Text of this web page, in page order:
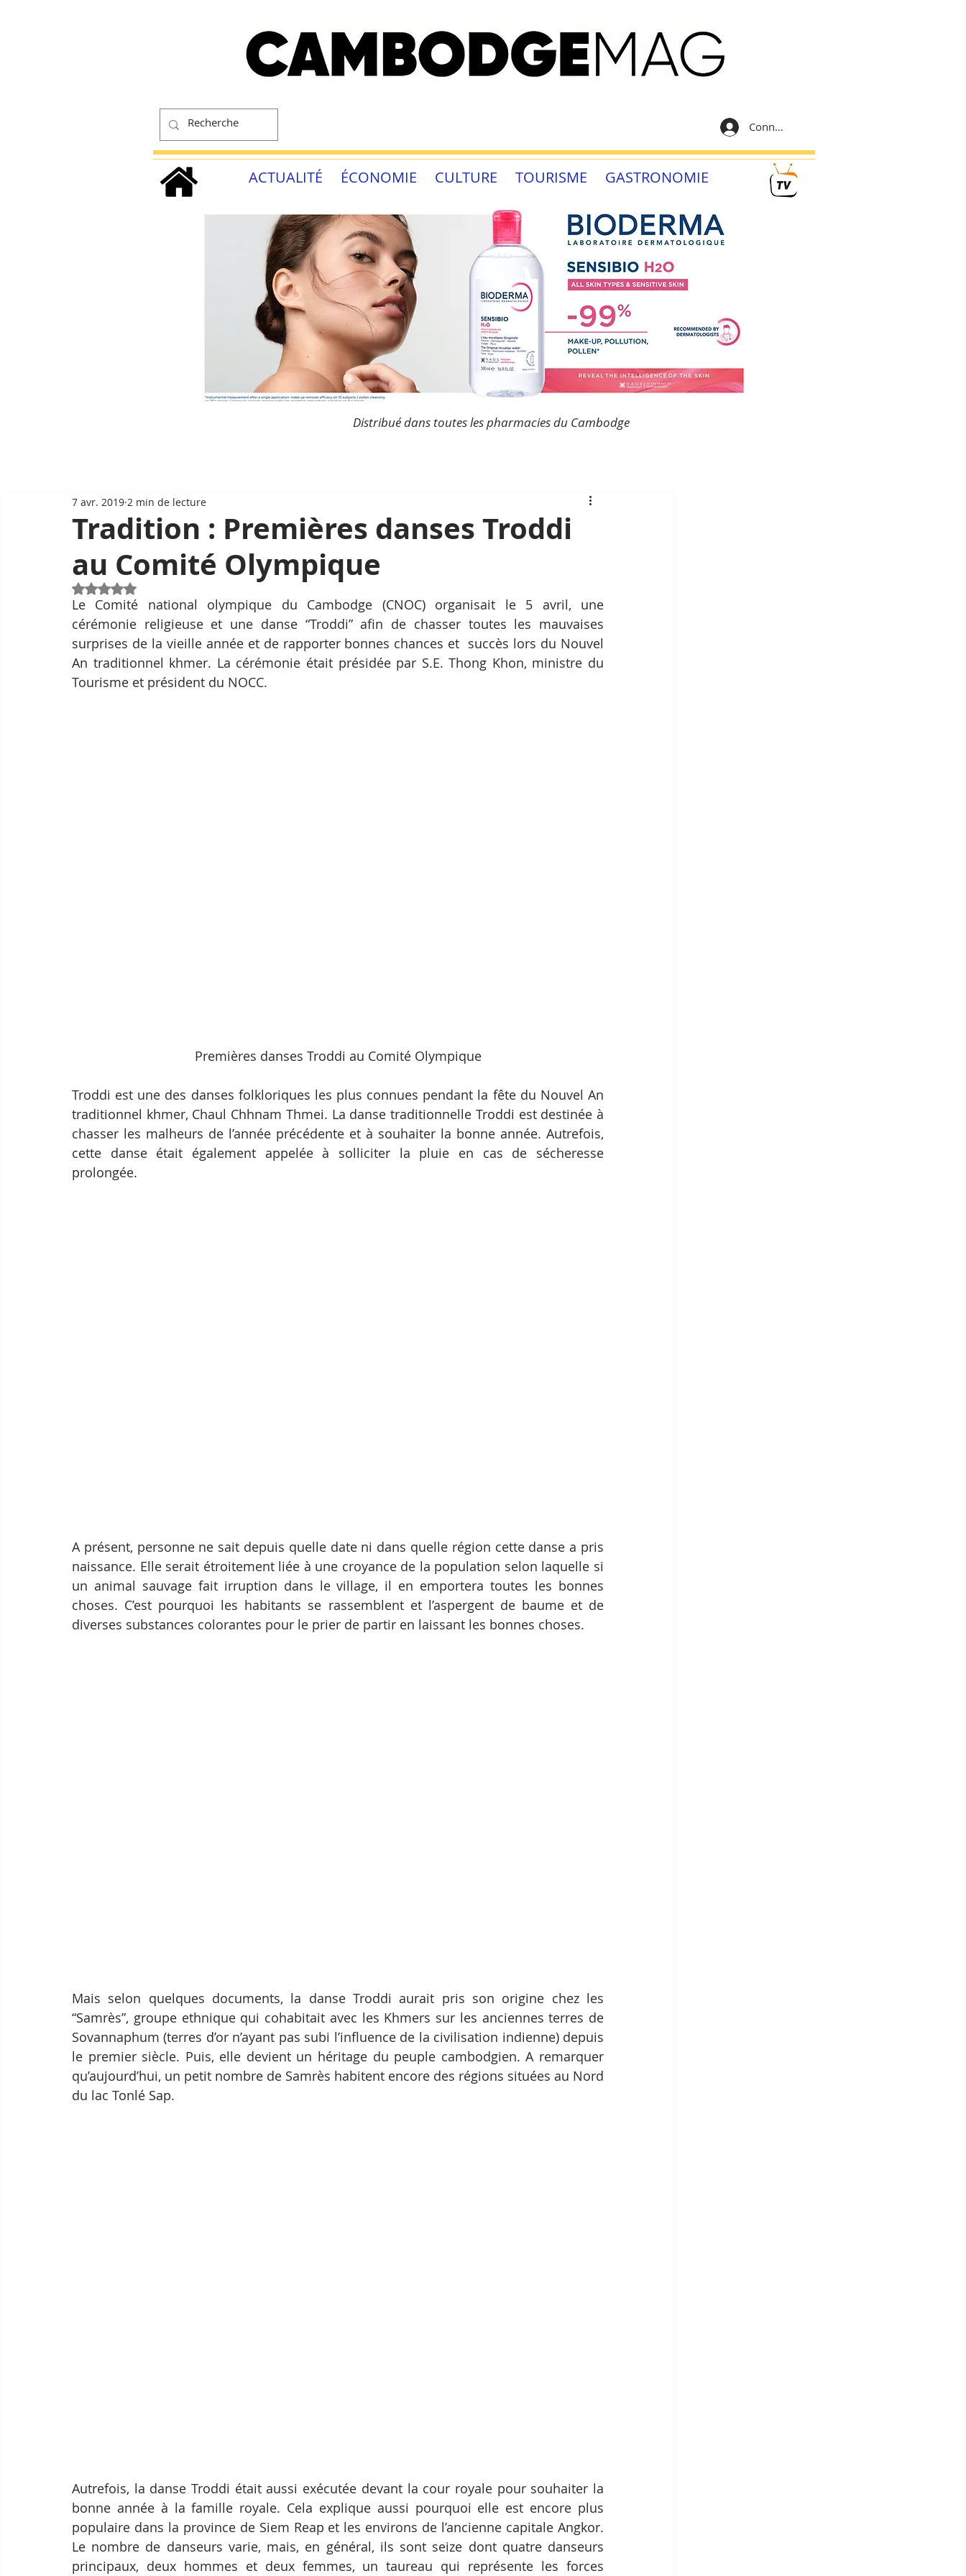
Connexion
ACTUALITÉ ÉCONOMIE CULTURE TOURISME GASTRONOMIE
Distribué dans toutes les pharmacies du Cambodge
Tradition : Premières danses Troddi
au Comité Olympique
7 avr. 2019 2 min de lecture
Noté NaN étoiles sur 5.
Le Comité national olympique du Cambodge (CNOC) organisait le 5 avril, une
cérémonie religieuse et une danse “Troddi” afin de chasser toutes les mauvaises
surprises de la vieille année et de rapporter bonnes chances et  succès lors du Nouvel
An traditionnel khmer. La cérémonie était présidée par S.E. Thong Khon, ministre du
Tourisme et président du NOCC.
Premières danses Troddi au Comité Olympique
Troddi est une des danses folkloriques les plus connues pendant la fête du Nouvel An
traditionnel khmer, Chaul Chhnam Thmei. La danse traditionnelle Troddi est destinée à
chasser les malheurs de l’année précédente et à souhaiter la bonne année. Autrefois,
cette danse était également appelée à solliciter la pluie en cas de sécheresse
prolongée.
A présent, personne ne sait depuis quelle date ni dans quelle région cette danse a pris
naissance. Elle serait étroitement liée à une croyance de la population selon laquelle si
un animal sauvage fait irruption dans le village, il en emportera toutes les bonnes
choses. C’est pourquoi les habitants se rassemblent et l’aspergent de baume et de
diverses substances colorantes pour le prier de partir en laissant les bonnes choses.
Mais selon quelques documents, la danse Troddi aurait pris son origine chez les
“Samrès”, groupe ethnique qui cohabitait avec les Khmers sur les anciennes terres de
Sovannaphum (terres d’or n’ayant pas subi l’influence de la civilisation indienne) depuis
le premier siècle. Puis, elle devient un héritage du peuple cambodgien. A remarquer
qu’aujourd’hui, un petit nombre de Samrès habitent encore des régions situées au Nord
du lac Tonlé Sap.
Autrefois, la danse Troddi était aussi exécutée devant la cour royale pour souhaiter la
bonne année à la famille royale. Cela explique aussi pourquoi elle est encore plus
populaire dans la province de Siem Reap et les environs de l’ancienne capitale Angkor.
Le nombre de danseurs varie, mais, en général, ils sont seize dont quatre danseurs
principaux, deux hommes et deux femmes, un taureau qui représente les forces